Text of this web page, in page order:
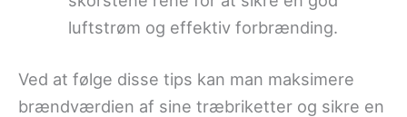
luftstrøm og effektiv forbrænding.
Ved at følge disse tips kan man maksimere
brændværdien af sine træbriketter og sikre en